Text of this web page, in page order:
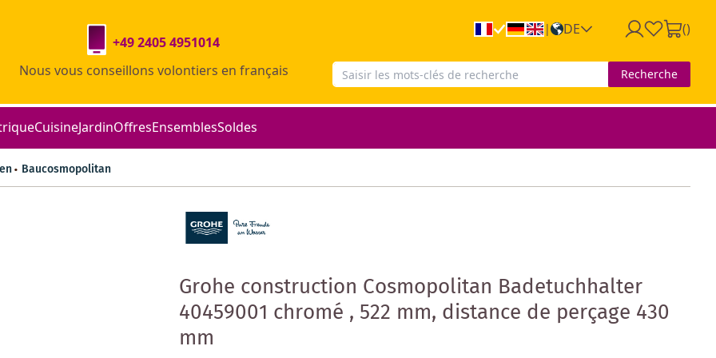
| DE ()
+49 2405 4951014
Nous vous conseillons volontiers en français
Recherche
CuisineJardinOffresEnsemblesSoldes
Baucosmopolitan
Grohe construction Cosmopolitan Badetuchhalter
40459001 chromé , 522 mm, distance de perçage 430
mm